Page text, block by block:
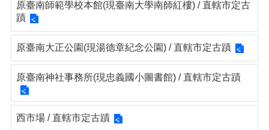
原臺南師範學校本館(現臺南大學南師紅樓) / 直轄市定古
蹟
原臺南大正公園(現湯德章紀念公園) / 直轄市定古蹟
原臺南神社事務所(現忠義國小圖書館) / 直轄市定古蹟
西市場 / 直轄市定古蹟